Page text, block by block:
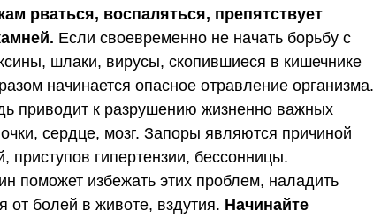
рваться, воспаляться, препятствует
Если своевременно не начать борьбу с
шлаки, вирусы, скопившиеся в кишечнике
начинается опасное отравление организма.
приводит к разрушению жизненно важных
сердце, мозг. Запоры являются причиной
приступов гипертензии, бессонницы.
поможет избежать этих проблем, наладить
от болей в животе, вздутия. Начинайте